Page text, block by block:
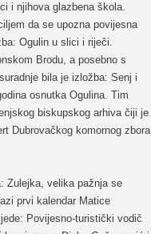
i njihova glazbena škola.
da se upozna povijesna
Ogulin u slici i riječi.
Brodu, a posebno s
bila je izložba: Senj i
osnutka Ogulina. Tim
biskupskog arhiva čiji je
Dubrovačkog komornog zbora
Zulejka, velika pažnja se
prvi kalendar Matice
Povijesno-turistički vodič